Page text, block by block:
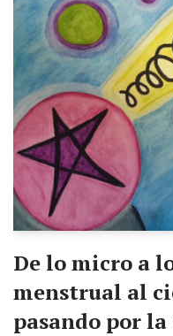
De lo micro a
menstrual al
pasando por